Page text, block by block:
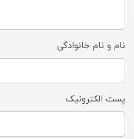
نام و نام خانوادگی
پست الکترونیک